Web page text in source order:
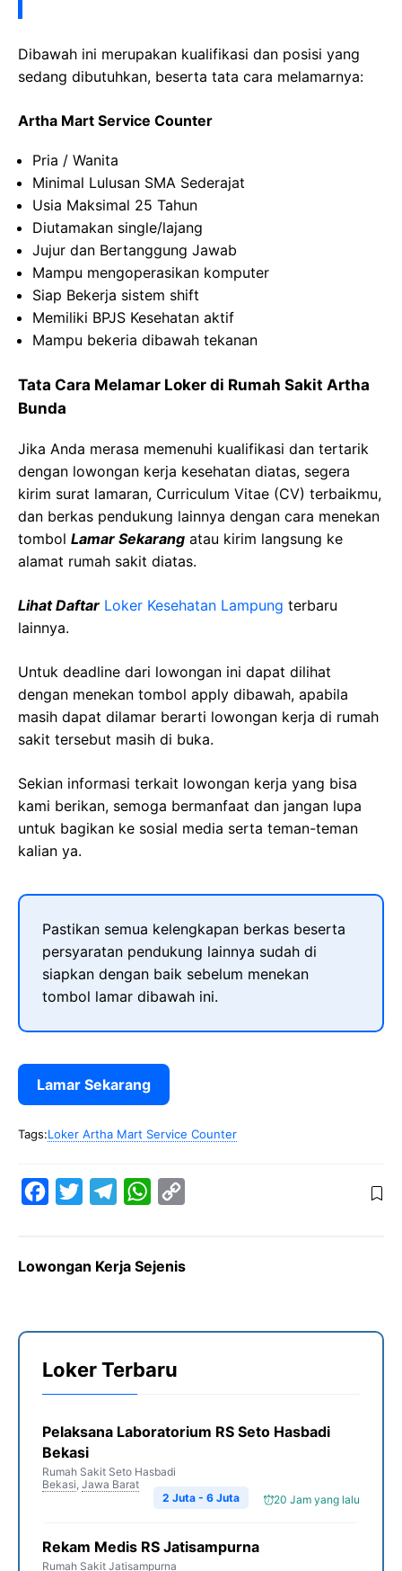
Dibawah ini merupakan kualifikasi dan posisi yang
sedang dibutuhkan, beserta tata cara melamarnya:
Artha Mart Service Counter
Pria / Wanita
Minimal Lulusan SMA Sederajat
Usia Maksimal 25 Tahun
Diutamakan single/lajang
Jujur dan Bertanggung Jawab
Mampu mengoperasikan komputer
Siap Bekerja sistem shift
Memiliki BPJS Kesehatan aktif
Mampu bekeria dibawah tekanan
Tata Cara Melamar Loker di Rumah Sakit Artha
Bunda
Jika Anda merasa memenuhi kualifikasi dan tertarik
dengan lowongan kerja kesehatan diatas, segera
kirim surat lamaran, Curriculum Vitae (CV) terbaikmu,
dan berkas pendukung lainnya dengan cara menekan
tombol Lamar Sekarang atau kirim langsung ke
alamat rumah sakit diatas.
Lihat Daftar Loker Kesehatan Lampung terbaru
lainnya.
Untuk deadline dari lowongan ini dapat dilihat
dengan menekan tombol apply dibawah, apabila
masih dapat dilamar berarti lowongan kerja di rumah
sakit tersebut masih di buka.
Sekian informasi terkait lowongan kerja yang bisa
kami berikan, semoga bermanfaat dan jangan lupa
untuk bagikan ke sosial media serta teman-teman
kalian ya.
Pastikan semua kelengkapan berkas beserta
persyaratan pendukung lainnya sudah di
siapkan dengan baik sebelum menekan
tombol lamar dibawah ini.
Lamar Sekarang
Tags:Loker Artha Mart Service Counter
e
o
k
t
e
e
r
m
W
t
A
p
y
i
Lowongan Kerja Sejenis
Loker Terbaru
Pelaksana Laboratorium RS Seto Hasbadi
Bekasi
Rumah Sakit Seto Hasbadi
Bekasi, Jawa Barat
20 Jam yang lalu
2 Juta - 6 Juta
Rekam Medis RS Jatisampurna
Rumah Sakit Jatisampurna